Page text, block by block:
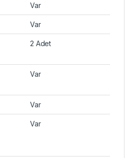
Var
Var
2 Adet
Var
Var
Var